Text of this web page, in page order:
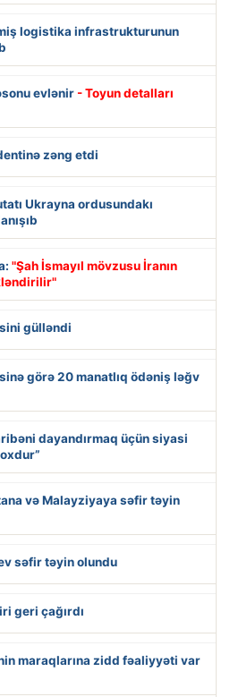
logistika infrastrukturunun
evlənir - Toyun detalları
zəng etdi
Ukrayna ordusundakı
"Şah İsmayıl mövzusu İranın
gülləndi
görə 20 manatlıq ödəniş ləğv
dayandırmaq üçün siyasi
və Malayziyaya səfir təyin
səfir təyin olundu
geri çağırdı
maraqlarına zidd fəaliyyəti var